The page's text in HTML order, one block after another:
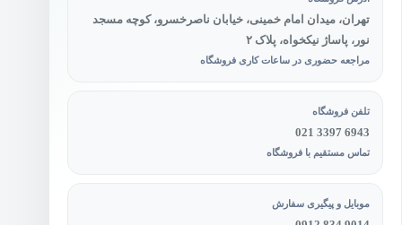
تهران، میدان امام خمینی، خیابان ناصرخسرو، کوچه مسجد
نور، پاساژ نیکخواه، پلاک ۲
مراجعه حضوری در ساعات کاری فروشگاه
تلفن فروشگاه
021 3397 6943
تماس مستقیم با فروشگاه
موبایل و پیگیری سفارش